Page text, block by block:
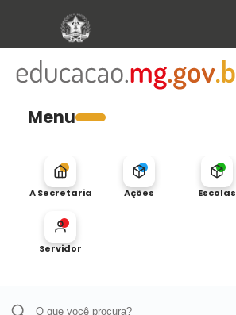
Menu
A Secretaria Ações Escolas
Servidor